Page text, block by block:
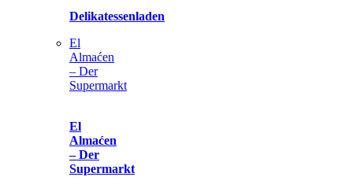
Delikatessenladen
El
Almaćen
– Der
Supermarkt
El
Almaćen
– Der
Supermarkt